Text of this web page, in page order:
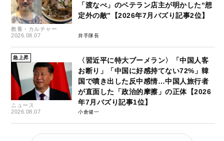
教養・カルチャー
2026.08.07
「渡なべ」のベテラン店主が明かした“想
定外の敵”【2026年7月バズり記事2位】
井手隊長
急上昇
ニュース
2026.08.07
〈習近平に特大ブーメラン〉「中国人客
お断り」「中国に好感持てない72%」韓
国で噴き出した反中感情…中国人旅行者
が直面した「政治的摩擦」の正体【2026
年7月バズり記事1位】
小倉健一